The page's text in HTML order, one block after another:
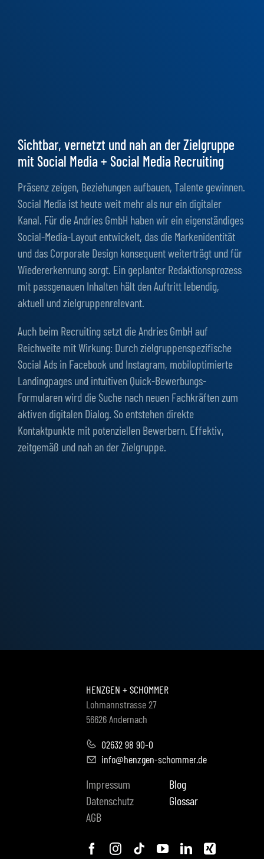
Sichtbar, vernetzt und nah an der Zielgruppe
mit Social Media + Social Media Recruiting
Präsenz zeigen, Beziehungen aufbauen, Talente gewinnen.
Social Media ist heute weit mehr als nur ein digitaler
Kanal. Für die Andries GmbH haben wir ein eigenständiges
Social-Media-Layout entwickelt, das die Markenidentität
und das Corporate Design konsequent weiterträgt und für
Wiedererkennung sorgt. Ein geplanter Redaktionsprozess
mit passgenauen Inhalten hält den Auftritt lebendig,
aktuell und zielgruppenrelevant.
Auch beim Recruiting setzt die Andries GmbH auf
Reichweite mit Wirkung: Durch zielgruppenspezifische
Social Ads in Facebook und Instagram, mobiloptimierte
Landingpages und intuitiven Quick-Bewerbungs-
Formularen wird die Suche nach neuen Fachkräften zum
aktiven digitalen Dialog. So entstehen direkte
Kontaktpunkte mit potenziellen Bewerbern. Effektiv,
zeitgemäß und nah an der Zielgruppe.
HENZGEN + SCHOMMER
Lohmannstrasse 27
56626 Andernach
02632 98 90-0
info@henzgen-schommer.de
Impressum
Datenschutz
AGB
Blog
Glossar